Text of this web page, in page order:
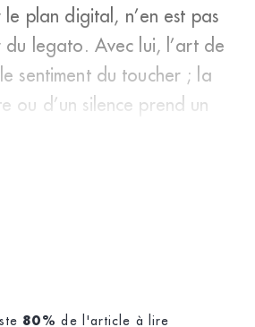
le plan digital, n’en est pas
du legato. Avec lui, l’art de
sentiment du toucher ; la
ou d’un silence prend un
80% de l'article à lire